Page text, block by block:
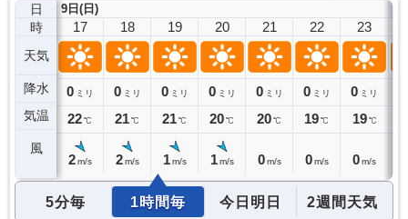
日
時
天気
降水
気温
風
9日(日)
16
0ミリ
23℃
17
0 ミリ
22℃
2 m/s
18
0 ミリ
21℃
2 m/s
19
0 ミリ
21℃
1 m/s
20
0 ミリ
20℃
1 m/s
21
0 ミリ
20℃
0 m/s
22
0 ミリ
19℃
0 m/s
23
0 ミリ
19 ℃
0m/s
5分毎 1時間毎 今日明日 2週間天気